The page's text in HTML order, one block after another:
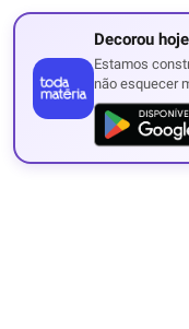
Decorou
Estamos
não esquecer